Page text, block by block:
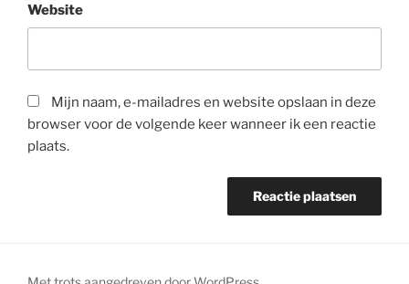
Website
Mijn naam, e-mailadres en website opslaan in deze
browser voor de volgende keer wanneer ik een reactie
plaats.